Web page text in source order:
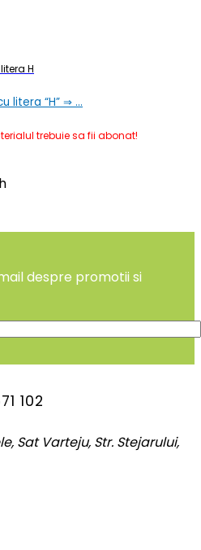
H
litera “H” ⇒ …
trebuie sa fii abonat!
despre promotii si
102
Sat Varteju, Str. Stejarului,